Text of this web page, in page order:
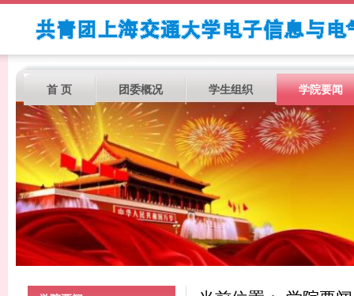
首 页 团委概况 学生组织 学院要闻